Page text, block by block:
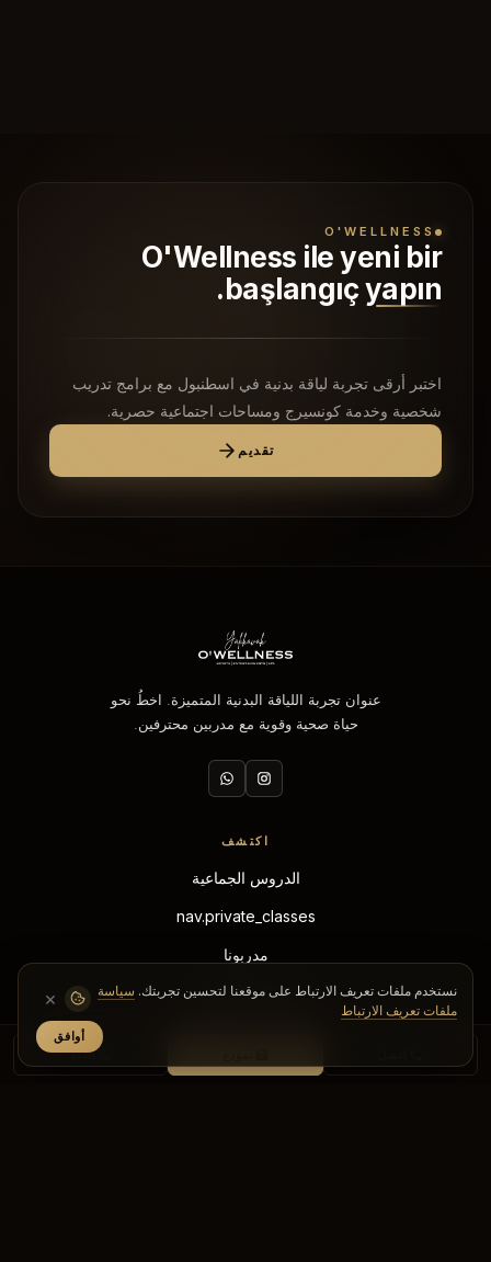
O'WELLNESS
O'Wellness ile yeni bir
başlangıç yapın.
اختبر أرقى تجربة لياقة بدنية في اسطنبول مع برامج تدريب
شخصية وخدمة كونسيرج ومساحات اجتماعية حصرية.
تقديم
نستخدم ملفات تعريف الارتباط على موقعنا لتحسين تجربتك. سياسة
ملفات تعريف الارتباط
أوافق
×
اللغة
عنوان تجربة اللياقة البدنية المتميزة. اخطُ نحو
حياة صحية وقوية مع مدربين محترفين.
اكتشف
الدروس الجماعية
nav.private_classes
مدربونا
الجدول الأسبوعي